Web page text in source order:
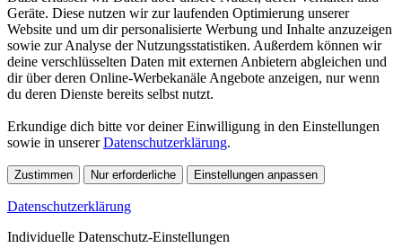
Geräte. Diese nutzen wir zur laufenden Optimierung unserer
Website und um dir personalisierte Werbung und Inhalte anzuzeigen
sowie zur Analyse der Nutzungsstatistiken. Außerdem können wir
deine verschlüsselten Daten mit externen Anbietern abgleichen und
dir über deren Online-Werbekanäle Angebote anzeigen, nur wenn
du deren Dienste bereits selbst nutzt.
Erkundige dich bitte vor deiner Einwilligung in den Einstellungen
sowie in unsererDatenschutzerklärung.
Zustimmen Nur erforderliche Einstellungen anpassen
Datenschutzerklärung
Individuelle Datenschutz-Einstellungen